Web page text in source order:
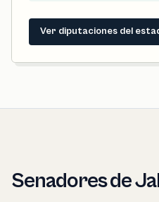
Ver diputaciones del
Senadores de